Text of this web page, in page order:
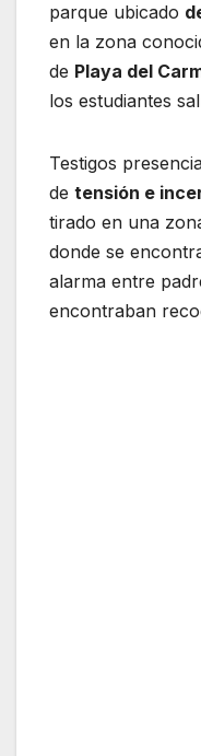
parque ubicado
en la zona
de Playa del
los estudiantes
Testigos
de tensión e
tirado en una
donde se
alarma entre
encontraban